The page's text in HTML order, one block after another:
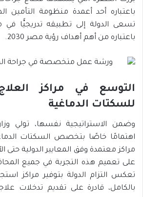
باعتباره أحد أعمدة منظومة التأمين
تسعى الدولة إلى تطبيقه تدريجيًّا
باعتباره من أهم أهداف رؤية مصر 2030.
التوسع في مراكز
للسكتات الدماغية
وضمن الاستراتيجية نفسها، تولي
مراكز معتمدة وفق المعايير الدولية حتى
على تعميم هذه التجربة في جميع
تعكس التزام الدولة بتوفير مراكز
بالكامل، قادرة على تقديم تدخلات